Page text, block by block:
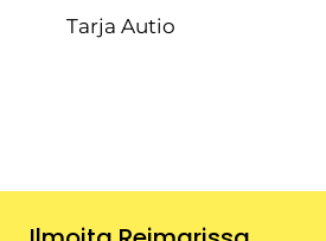
Tarja Autio